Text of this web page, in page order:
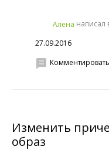
Алена написал
27.09.2016
Комментировать
Изменить
образ